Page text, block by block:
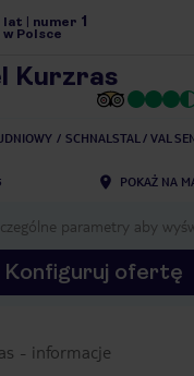
lat numer 1
w Polsce
Kurzras
SCHNALSTAL / VAL
POKAŻ NA
parametry aby
Konfiguruj ofertę
- informacje